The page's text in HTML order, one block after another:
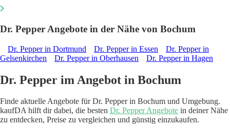
Dr. Pepper Angebote in der Nähe von Bochum
Dr. Pepper in Dortmund Dr. Pepper in Essen
Dr. Pepper in
Gelsenkirchen
Dr. Pepper in Oberhausen Dr. Pepper in Hagen
Dr. Pepper im Angebot in Bochum
Finde aktuelle Angebote für Dr. Pepper in Bochum und Umgebung.
kaufDA hilft dir dabei, die besten Dr. Pepper Angebote in deiner Nähe
zu entdecken, Preise zu vergleichen und günstig einzukaufen.